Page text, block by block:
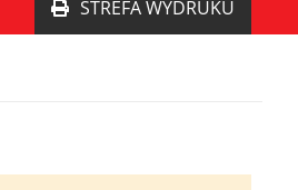
STREFA WYDRUKU